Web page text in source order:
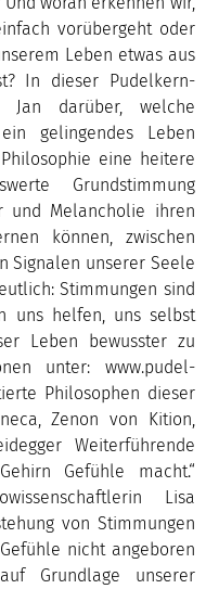
vorübergeht oder
Leben etwas aus
In dieser Pudelkern-
darüber, welche
gelingendes Leben
eine heitere
Grundstimmung
und Melancholie ihren
können, zwischen
Signalen unserer Seele
Stimmungen sind
uns helfen, uns selbst
Leben bewusster zu
unter: www.pudel-
Philosophen dieser
Zenon von Kition,
Weiterführende
Gefühle macht.“
Lisa
von Stimmungen
nicht angeboren
Grundlage unserer